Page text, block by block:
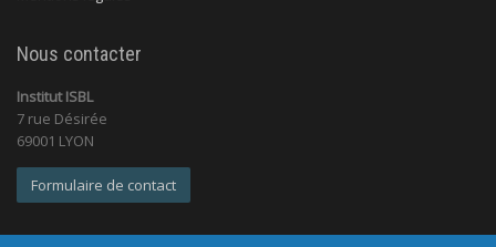
Nous contacter
Institut ISBL
7 rue Désirée
69001 LYON
Formulaire de contact